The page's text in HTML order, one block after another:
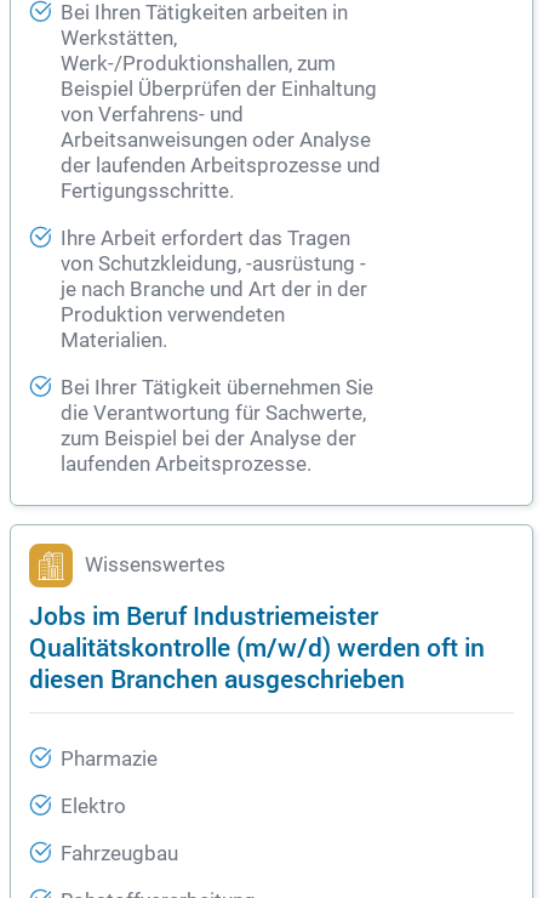
Bei Ihren Tätigkeiten arbeiten in
Werkstätten,
Werk-/Produktionshallen, zum
Beispiel Überprüfen der Einhaltung
von Verfahrens- und
Arbeitsanweisungen oder Analyse
der laufenden Arbeitsprozesse und
Fertigungsschritte.
Ihre Arbeit erfordert das Tragen
von Schutzkleidung, -ausrüstung -
je nach Branche und Art der in der
Produktion verwendeten
Materialien.
Bei Ihrer Tätigkeit übernehmen Sie
die Verantwortung für Sachwerte,
zum Beispiel bei der Analyse der
laufenden Arbeitsprozesse.
Wissenswertes
Jobs im Beruf Industriemeister
Qualitätskontrolle (m/w/d) werden oft in
diesen Branchen ausgeschrieben
Pharmazie
Elektro
Fahrzeugbau